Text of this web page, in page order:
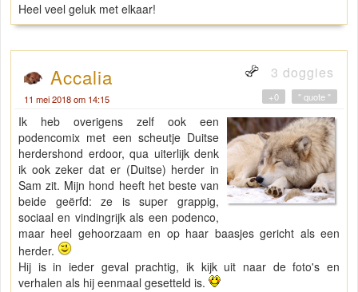
Heel veel geluk met elkaar!
Accalia 3 doggies
11 mei 2018 om 14:15 " quote "
+0
Ik heb overigens zelf ook een
podencomix met een scheutje Duitse
herdershond erdoor, qua uiterlijk denk
ik ook zeker dat er (Duitse) herder in
Sam zit. Mijn hond heeft het beste van
beide geërfd: ze is super grappig,
sociaal en vindingrijk als een podenco,
maar heel gehoorzaam en op haar baasjes gericht als een
herder.
Hij is in ieder geval prachtig, ik kijk uit naar de foto's en
verhalen als hij eenmaal gesetteld is.